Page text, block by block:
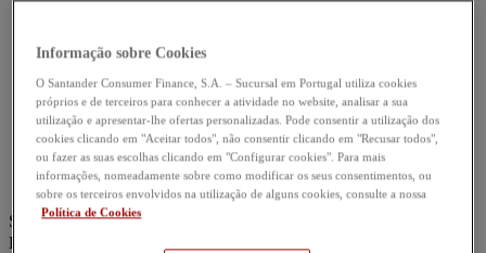
SEGURANÇA ONLINE
PROVEDORIA DO CLIENTE
ÁREA DE PARCEIROS
TU-DO
ÁREA DE CLIENTE
PORTAL DE CLIENTES
PORTAL DE CLIENTES | VANTAGENS
Search
Estás en
Informação sobre Cookies
O Santander Consumer Finance, S.A. – Sucursal em Portugal utiliza cookies
próprios e de terceiros para conhecer a atividade no website, analisar a sua
utilização e apresentar-lhe ofertas personalizadas. Pode consentir a utilização dos
cookies clicando em "Aceitar todos", não consentir clicando em "Recusar todos",
ou fazer as suas escolhas clicando em "Configurar cookies". Para mais
informações, nomeadamente sobre como modificar os seus consentimentos, ou
sobre os terceiros envolvidos na utilização de alguns cookies, consulte a nossa
Política de Cookies